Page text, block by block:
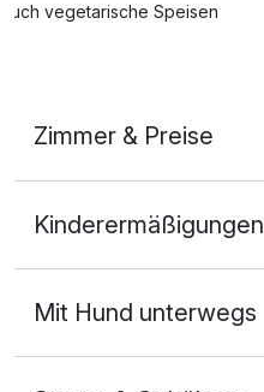
Auch vegetarische Speisen
Zimmer & Preise
2 Erwachsene und 1 Kind
Kinderermäßigungen
Mit Hund unterwegs